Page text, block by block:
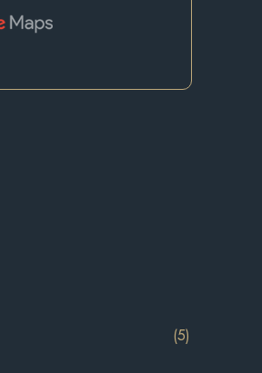
(5)